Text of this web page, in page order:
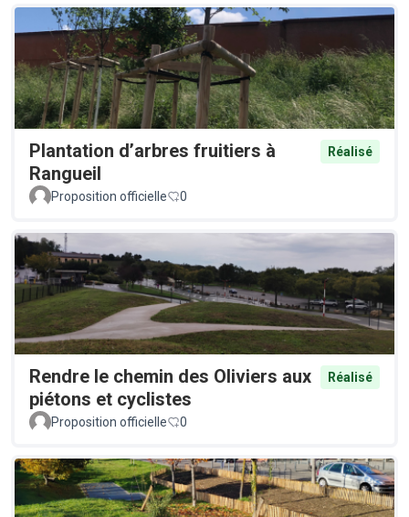
Plantation d’arbres fruitiers à
Rangueil
Réalisé
Proposition officielle 0
Rendre le chemin des Oliviers aux
piétons et cyclistes
Réalisé
Proposition officielle 0